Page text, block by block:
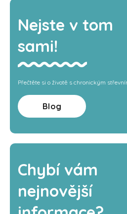
Nejste v tom
sami!
Přečtěte si o životě s chronickým
Blog
Chybí vám
nejnovější